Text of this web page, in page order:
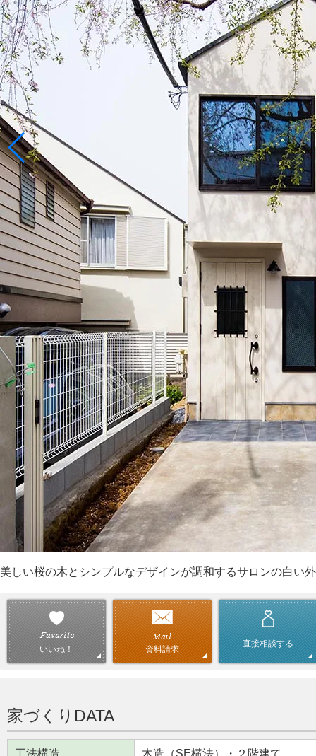
美しい桜の木とシンプルなデザインが調和するサロンの白い
いいね！ 資料請求
直接相談する
家づくりDATA
工法構造 木造（SE構法）・２階建て